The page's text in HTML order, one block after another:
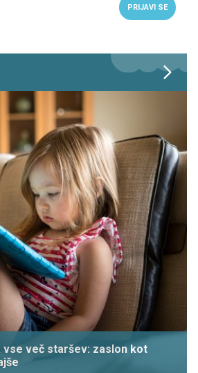
PRIJAVI SE
vse več staršev: zaslon kot